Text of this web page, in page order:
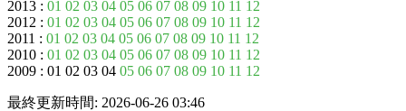
2013 : 01 02 03 04 05 06 07 08 09 10 11 12
2012 : 01 02 03 04 05 06 07 08 09 10 11 12
2011 : 01 02 03 04 05 06 07 08 09 10 11 12
2010 : 01 02 03 04 05 06 07 08 09 10 11 12
2009 : 01 02 03 04 05 06 07 08 09 10 11 12
最終更新時間: 2026-06-26 03:46